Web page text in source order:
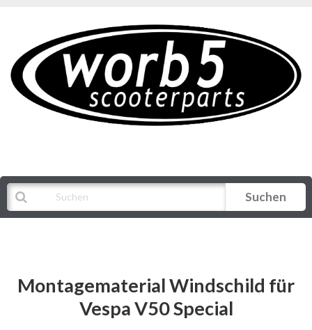
Suchen
Montagematerial Windschild für
Vespa V50 Special